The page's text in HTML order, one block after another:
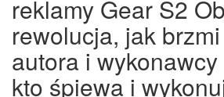
reklamy Gear S2
rewolucja, jak
autora i
kto śpiewa i